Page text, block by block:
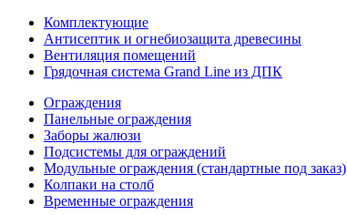
Комплектующие
Антисептик и огнебиозащита древесины
Вентиляция помещений
Грядочная система Grand Line из ДПК
Ограждения
Панельные ограждения
Заборы жалюзи
Подсистемы для ограждений
Модульные ограждения (стандартные под заказ)
Колпаки на столб
Временные ограждения